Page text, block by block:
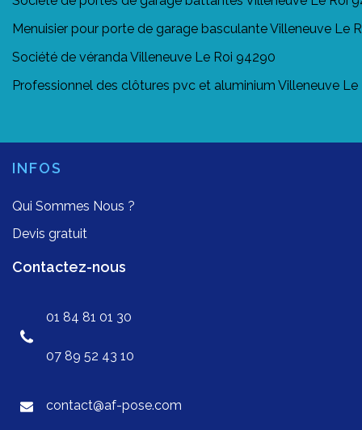
Menuisier pour porte de garage basculante Villeneuve Le
Société de véranda Villeneuve Le Roi 94290
Professionnel des clôtures pvc et aluminium Villeneuve
INFOS
Qui Sommes Nous ?
Devis gratuit
Contactez-nous
01 84 81 01 30
07 89 52 43 10
contact@af-pose.com